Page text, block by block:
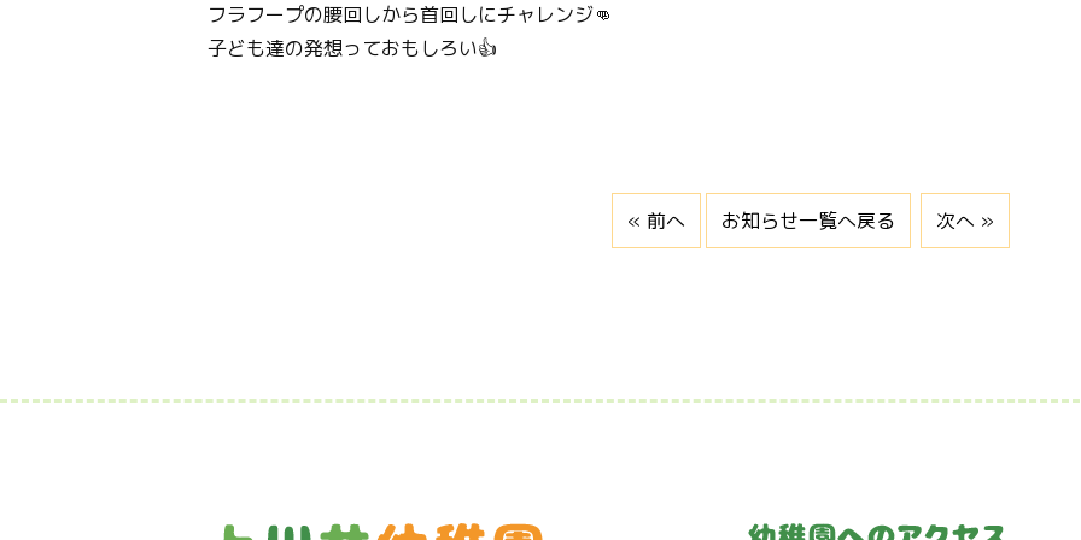
フラフープの腰回しから首回しにチャレンジ👊
子ども達の発想っておもしろい👍
« 前へ お知らせ一覧へ戻る 次へ »